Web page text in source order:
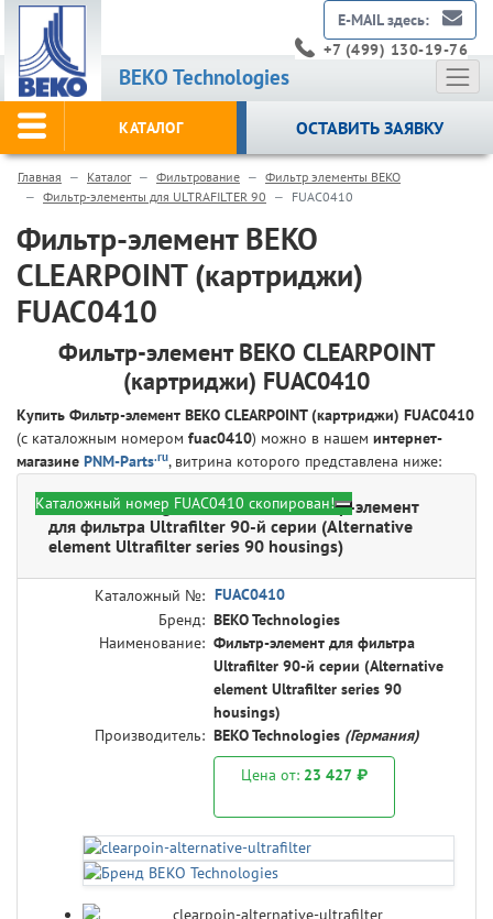
BEKO Technologies
E-MAIL здесь:
+7 (499) 130-19-76
КАТАЛОГ ОСТАВИТЬ ЗАЯВКУ
Главная Каталог Фильтрование
Фильтр элементы BEKO
Фильтр-элементы для ULTRAFILTER 90
FUAC0410
Фильтр-элемент BEKO
CLEARPOINT (картриджи)
FUAC0410
Фильтр-элемент BEKO CLEARPOINT
(картриджи) FUAC0410
Купить Фильтр-элемент BEKO CLEARPOINT (картриджи) FUAC0410
(с каталожным номером fuac0410) можно в нашем интернет-
магазине PNM-Parts.ru, витрина которого представлена ниже:
BEKO Technologies FUAC0410 - Фильтр-элемент
для фильтра Ultrafilter 90-й серии (Alternative
element Ultrafilter series 90 housings)
Каталожный №: FUAC0410
Бренд: BEKO Technologies
Наименование: Фильтр-элемент для фильтра
Ultrafilter 90-й серии (Alternative
element Ultrafilter series 90
housings)
Производитель: BEKO Technologies (Германия)
Цена от: 23 427 ₽
Каталожный номер FUAC0410 скопирован!